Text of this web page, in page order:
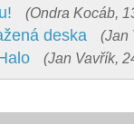
(Ondra Kocáb,
deska (Jan
(Jan Vavřík,